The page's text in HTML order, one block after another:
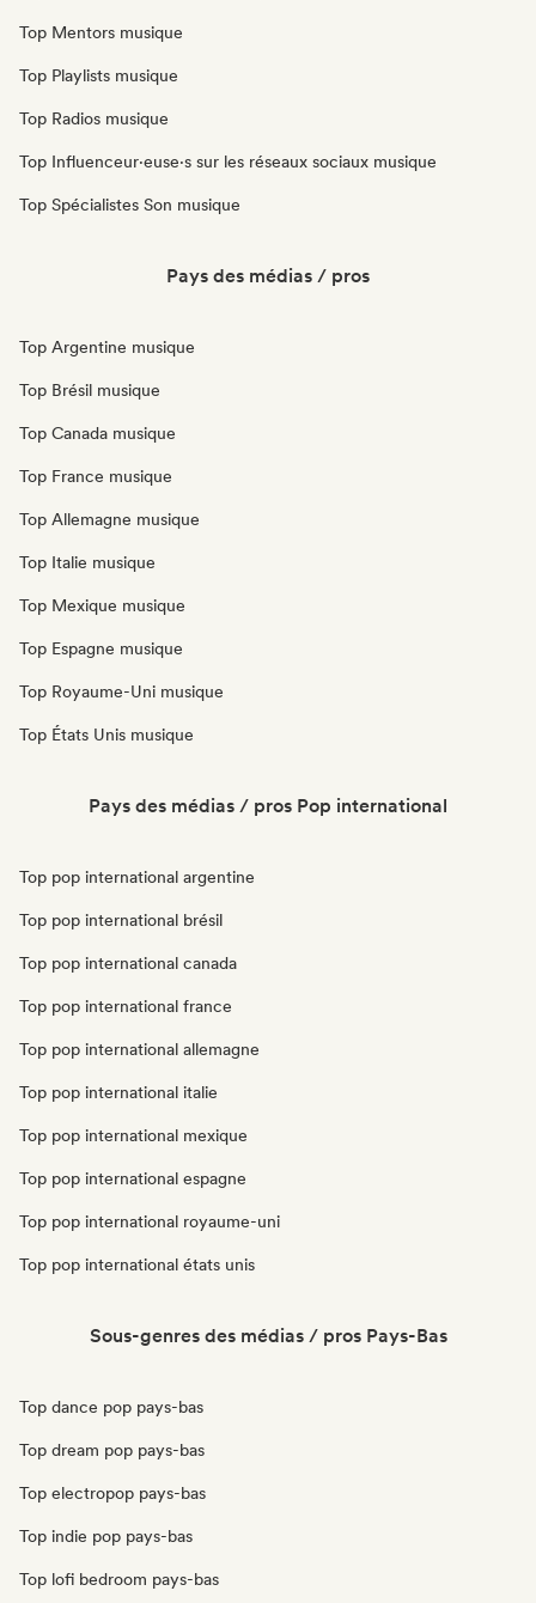
Top Mentors musique
Top Playlists musique
Top Radios musique
Top Influenceur·euse·s sur les réseaux sociaux musique
Top Spécialistes Son musique
Pays des médias / pros
Top Argentine musique
Top Brésil musique
Top Canada musique
Top France musique
Top Allemagne musique
Top Italie musique
Top Mexique musique
Top Espagne musique
Top Royaume-Uni musique
Top États Unis musique
Pays des médias / pros Pop international
Top pop international argentine
Top pop international brésil
Top pop international canada
Top pop international france
Top pop international allemagne
Top pop international italie
Top pop international mexique
Top pop international espagne
Top pop international royaume-uni
Top pop international états unis
Sous-genres des médias / pros Pays-Bas
Top dance pop pays-bas
Top dream pop pays-bas
Top electropop pays-bas
Top indie pop pays-bas
Top lofi bedroom pays-bas